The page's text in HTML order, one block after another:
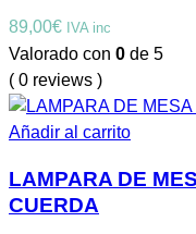
89,00€ IVA inc
Valorado con 0 de 5
( 0 reviews )
Añadir al carrito
LAMPARA DE
CUERDA